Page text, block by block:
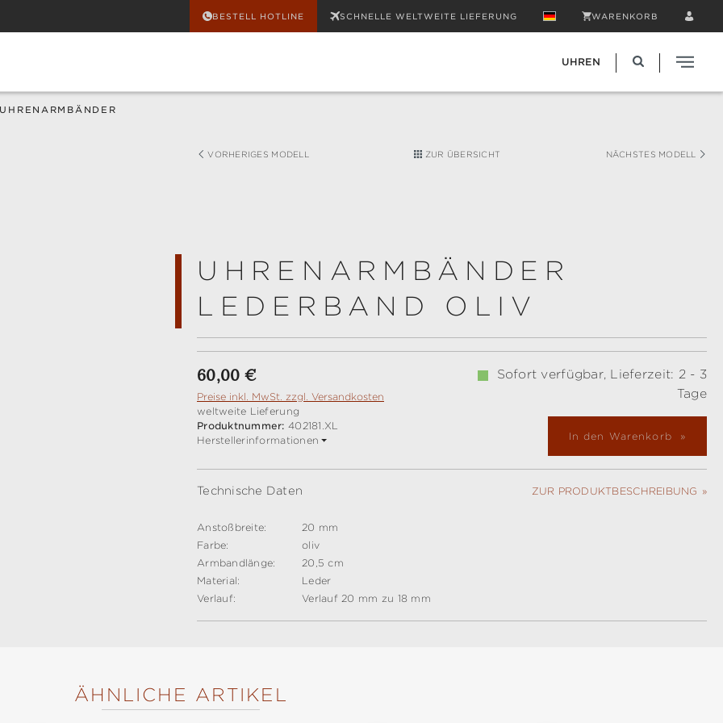
BESTELL HOTLINE SCHNELLE WELTWEITE LIEFERUNG WARENKORB
UHREN
UHRENARMBÄNDER
VORHERIGES MODELL ZUR ÜBERSICHT NÄCHSTES MODELL
UHRENARMBÄNDER
LEDERBAND OLIV
Regulärer Preis:
60,00 €
Preise inkl. MwSt. zzgl. Versandkosten
weltweite Lieferung
Produktnummer:402181.XL
Herstellerinformationen
Sofort verfügbar, Lieferzeit: 2 - 3
Tage
In den Warenkorb
Technische Daten ZUR PRODUKTBESCHREIBUNG
Anstoßbreite:
20 mm
Farbe:
oliv
Armbandlänge:
20,5 cm
Material:
Leder
Verlauf:
Verlauf 20 mm zu 18 mm
ÄHNLICHE ARTIKEL